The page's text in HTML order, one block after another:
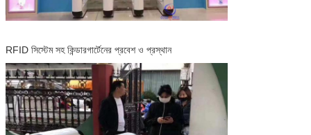
RFID সিস্টেম সহ কিন্ডারগার্টেনের প্রবেশ ও প্রস্থান